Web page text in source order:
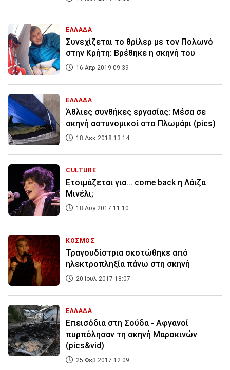
ΕΛΛΑΔΑ
Συνεχίζεται το θρίλερ με τον Πολωνό
στην Κρήτη: Βρέθηκε η σκηνή του
16 Απρ 2019 09:39
ΕΛΛΑΔΑ
Άθλιες συνθήκες εργασίας: Μέσα σε
σκηνή αστυνομικοί στο Πλωμάρι (pics)
18 Δεκ 2018 13:14
CULTURE
Ετοιμάζεται για... come back η Λάιζα
Μινέλι;
18 Αυγ 2017 11:10
ΚΟΣΜΟΣ
Τραγουδίστρια σκοτώθηκε από
ηλεκτροπληξία πάνω στη σκηνή
20 Ιουλ 2017 18:07
ΕΛΛΑΔΑ
Επεισόδια στη Σούδα - Αφγανοί
πυρπόλησαν τη σκηνή Μαροκινών
(pics&vid)
25 Φεβ 2017 12:09